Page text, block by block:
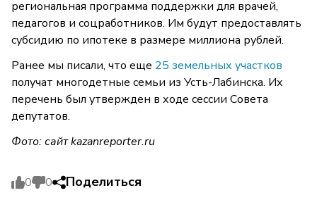
региональная программа поддержки для врачей,
педагогов и соцработников. Им будут предоставлять
субсидию по ипотеке в размере миллиона рублей.
Ранее мы писали, что еще 25 земельных участков
получат многодетные семьи из Усть-Лабинска. Их
перечень был утвержден в ходе сессии Совета
депутатов.
Фото: сайтkazanreporter.ru
0 0 Поделиться